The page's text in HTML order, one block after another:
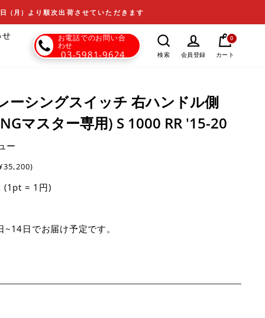
(月) より順次出荷させていただきます
お電話でのお問い合
わせ
03-5981-9624 検索 会員登録 カート
0
ーシングスイッチ 右ハンドル側
マスター専用) S 1000 RR '15-20
ー
(1pt = 1円)
日でお届け予定です。